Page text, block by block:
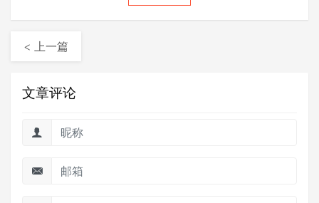
< 上一篇
文章评论